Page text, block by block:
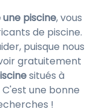
piscine, vous
de piscine.
puisque nous
gratuitement
situés à
C'est une bonne
!